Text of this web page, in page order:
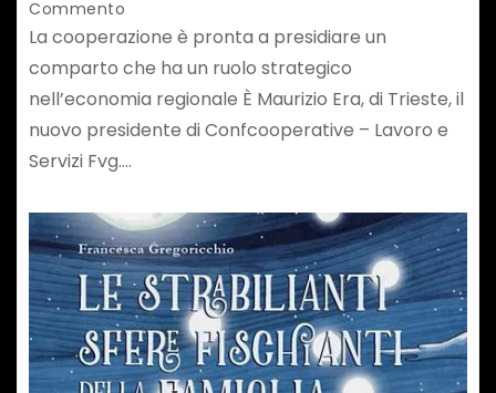
Commento
La cooperazione è pronta a presidiare un
comparto che ha un ruolo strategico
nell’economia regionale È Maurizio Era, di Trieste, il
nuovo presidente di Confcooperative – Lavoro e
Servizi Fvg.…